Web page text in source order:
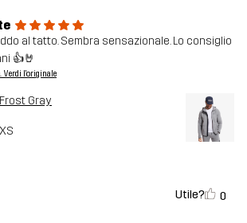
al tatto. Sembra sensazionale. Lo consiglio
👍🤘
Verdi l'originale
Frost Gray
XS
Utile? 0